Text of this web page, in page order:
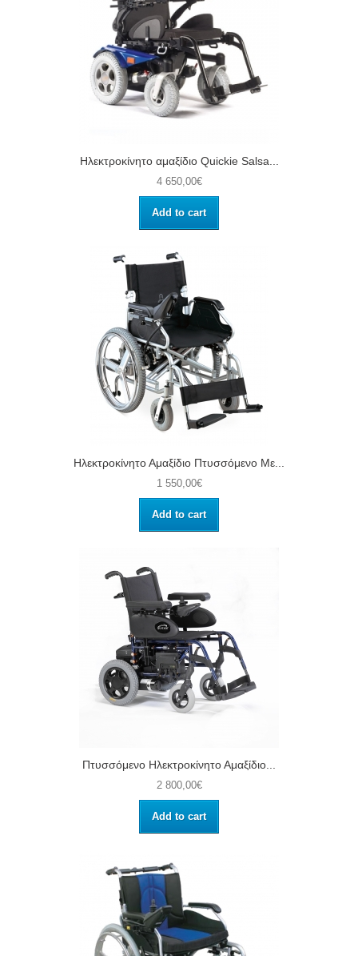
Ηλεκτροκίνητο αμαξίδιο Quickie Salsa...
4 650,00€
Add to cart
Ηλεκτροκίνητο Αμαξίδιο Πτυσσόμενο Με...
1 550,00€
Add to cart
Πτυσσόμενο Ηλεκτροκίνητο Αμαξίδιο...
2 800,00€
Add to cart